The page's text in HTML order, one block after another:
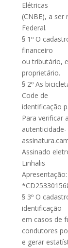
Elétricas
(CNBE), a
Federal.
§ 1º O
financeiro
ou tributário,
proprietário.
§ 2º As
Code de
identificação
Para verificar
autenticidade-
Assinado
Linhalis
§ 3º O
identificação
em casos de
condutores
e gerar